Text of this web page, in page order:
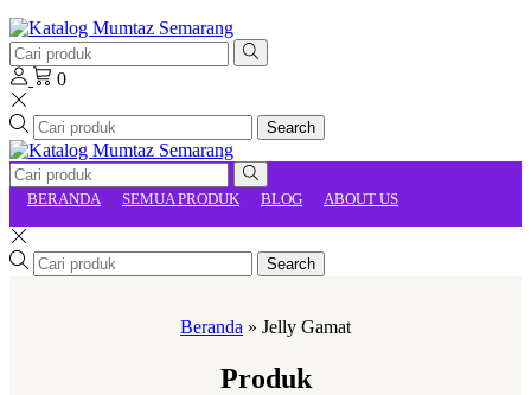
0
Search
BERANDA SEMUA PRODUK BLOG ABOUT US
Search
Beranda » Jelly Gamat
Produk